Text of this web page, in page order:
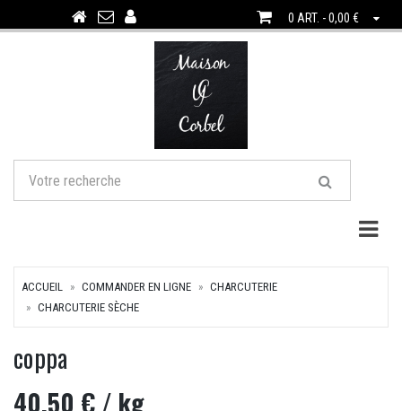
0 ART. - 0,00 €
ACCUEIL COMMANDER EN LIGNE
CHARCUTERIE
CHARCUTERIE SÈCHE
coppa
40,50 €/ kg